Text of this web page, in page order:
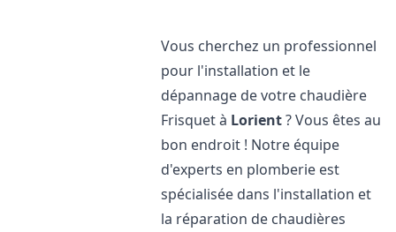
Vous cherchez un professionnel
pour l'installation et le
dépannage de votre chaudière
Frisquet à Lorient? Vous êtes au
bon endroit ! Notre équipe
d'experts en plomberie est
spécialisée dans l'installation et
la réparation de chaudières